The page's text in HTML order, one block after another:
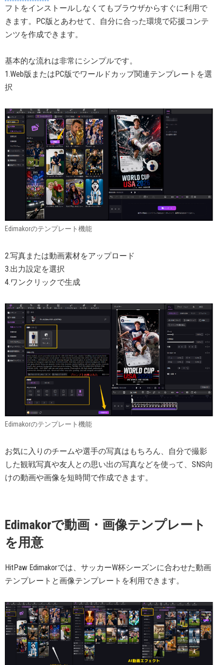
フトをインストールしなくてもブラウザからすぐに利用で
きます。PC版とあわせて、自分に合った環境で応援コンテ
ンツを作成できます。
基本的な流れは非常にシンプルです。
1.Web版またはPC版でワールドカップ関連テンプレートを選
択
Edimakorのテンプレート機能
2.写真または動画素材をアップロード
3.出力設定を選択
4.ワンクリックで生成
Edimakorのテンプレート機能
お気に入りのチームや選手の写真はもちろん、自分で撮影
した観戦写真や友人との思い出の写真などを使って、SNS向
けの動画や画像を短時間で作成できます。
Edimakorで動画・画像テンプレート
を用意
HitPaw Edimakorでは、サッカーW杯シーズンに合わせた動画
テンプレートと画像テンプレートを利用できます。